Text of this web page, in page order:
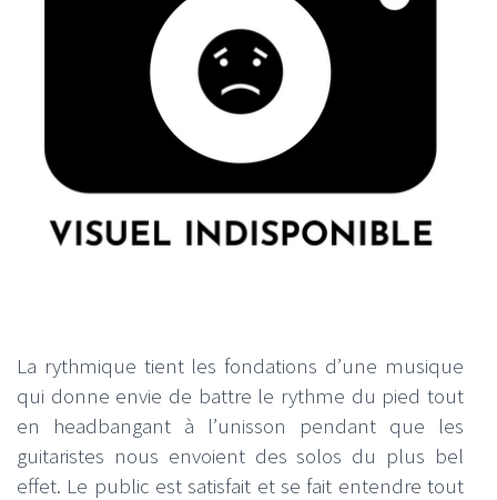
La rythmique tient les fondations d’une musique
qui donne envie de battre le rythme du pied tout
en headbangant à l’unisson pendant que les
guitaristes nous envoient des solos du plus bel
effet. Le public est satisfait et se fait entendre tout